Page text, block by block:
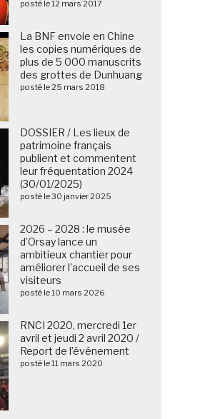
posté le 12 mars 2017
La BNF envoie en Chine
les copies numériques de
plus de 5 000 manuscrits
des grottes de Dunhuang
posté le 25 mars 2018
DOSSIER / Les lieux de
patrimoine français
publient et commentent
leur fréquentation 2024
(30/01/2025)
posté le 30 janvier 2025
2026 – 2028 : le musée
d’Orsay lance un
ambitieux chantier pour
améliorer l’accueil de ses
visiteurs
posté le 10 mars 2026
RNCI 2020, mercredi 1er
avril et jeudi 2 avril 2020 /
Report de l’événement
posté le 11 mars 2020